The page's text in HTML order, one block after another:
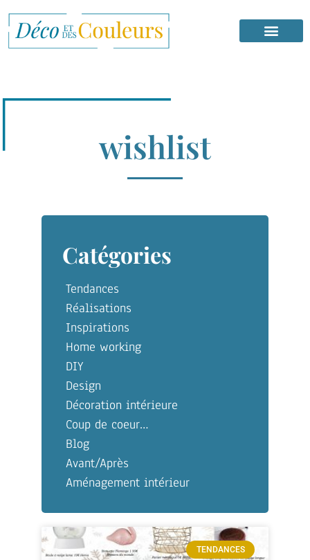
wishlist
Catégories
Tendances
Réalisations
Inspirations
Home working
DIY
Design
Décoration intérieure
Coup de coeur…
Blog
Avant/Après
Aménagement intérieur
TENDANCES